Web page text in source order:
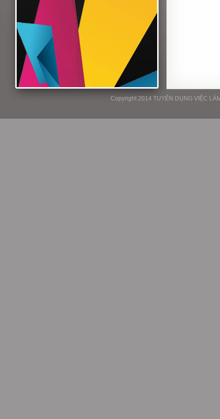
Copyright 2014 TUYỂN DỤNG VIỆC